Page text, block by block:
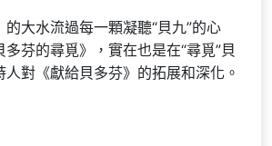
的大水流過每一顆凝聽“貝九”的心
芬的尋覓》，實在也是在“尋覓”貝
對《獻給貝多芬》的拓展和深化。